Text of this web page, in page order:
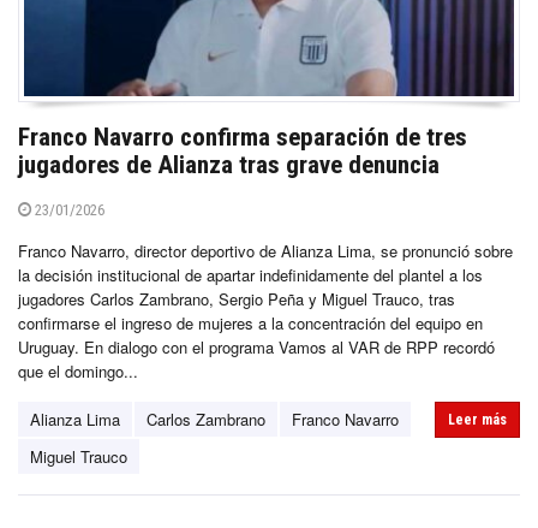
Franco Navarro confirma separación de tres
jugadores de Alianza tras grave denuncia
23/01/2026
Franco Navarro, director deportivo de Alianza Lima, se pronunció sobre
la decisión institucional de apartar indefinidamente del plantel a los
jugadores Carlos Zambrano, Sergio Peña y Miguel Trauco, tras
confirmarse el ingreso de mujeres a la concentración del equipo en
Uruguay. En dialogo con el programa Vamos al VAR de RPP recordó
que el domingo...
Alianza Lima Carlos Zambrano
Franco Navarro
Miguel Trauco
Leer más